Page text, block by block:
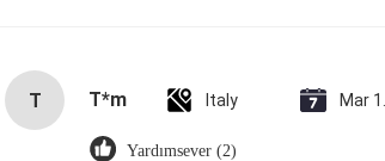
T T*m Italy Mar
Yardımsever (2)